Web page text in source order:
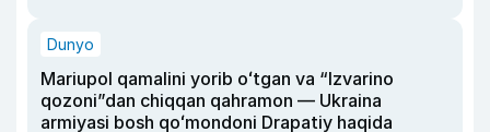
Dunyo
Mariupol qamalini yorib oʻtgan va “Izvarino
qozoni”dan chiqqan qahramon — Ukraina
armiyasi bosh qoʻmondoni Drapatiy haqida